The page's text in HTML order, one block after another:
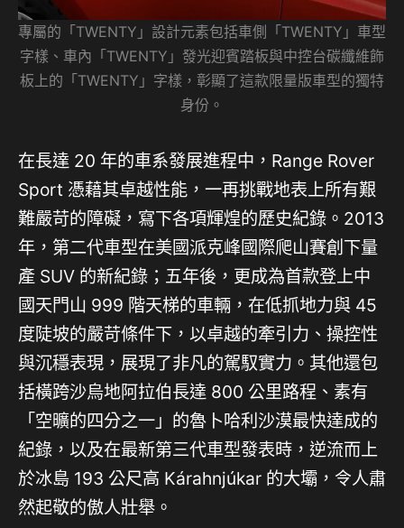
專屬的「TWENTY」設計元素包括車側「TWENTY」車型
字樣、車內「TWENTY」發光迎賓踏板與中控台碳纖維飾
板上的「TWENTY」字樣，彰顯了這款限量版車型的獨特
身份。
在長達 20 年的車系發展進程中，Range Rover
Sport 憑藉其卓越性能，一再挑戰地表上所有艱
難嚴苛的障礙，寫下各項輝煌的歷史紀錄。2013
年，第二代車型在美國派克峰國際爬山賽創下量
產 SUV 的新紀錄；五年後，更成為首款登上中
國天門山 999 階天梯的車輛，在低抓地力與 45
度陡坡的嚴苛條件下，以卓越的牽引力、操控性
與沉穩表現，展現了非凡的駕馭實力。其他還包
括橫跨沙烏地阿拉伯長達 800 公里路程、素有
「空曠的四分之一」的魯卜哈利沙漠最快達成的
紀錄，以及在最新第三代車型發表時，逆流而上
於冰島 193 公尺高 Kárahnjúkar 的大壩，令人肅
然起敬的傲人壯舉。